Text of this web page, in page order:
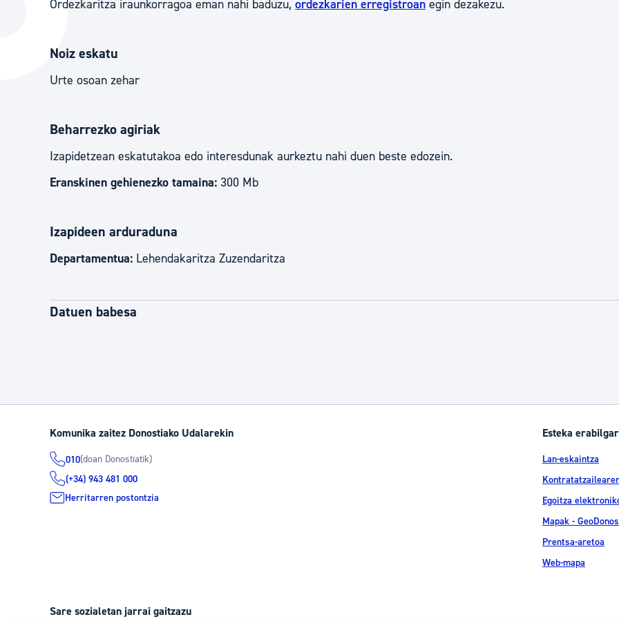
Hiria Aktualitatea Udal administrazioa
Ordezkaritza iraunkorragoa eman nahi baduzu, ordezkarien erregistroan egin dezakezu.
Noiz eskatu
Urte osoan zehar
Beharrezko agiriak
Izapidetzean eskatutakoa edo interesdunak aurkeztu nahi duen beste edozein.
Eranskinen gehienezko tamaina: 300 Mb
Izapideen arduraduna
Departamentua: Lehendakaritza Zuzendaritza
Datuen babesa
Komunika zaitez Donostiako Udalarekin
010(doan Donostiatik)
(+34) 943 481 000
Herritarren postontzia
Esteka
Lan-eskaintza
Egoitza
Mapak -
Prentsa-aretoa
Web-mapa
Sare sozialetan jarrai gaitzazu